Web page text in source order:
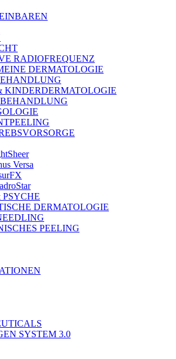
RADIOFREQUENZ
DERMATOLOGIE
KINDERDERMATOLOGIE
Versa
DERMATOLOGIE
PEELING
SYSTEM 3.0